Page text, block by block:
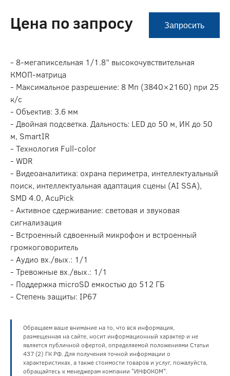
Цена по запросу Запросить
- 8-мегапиксельная 1/1.8” высокочувствительная
КМОП-матрица
- Максимальное разрешение: 8 Мп (3840×2160) при 25
к/с
- Объектив: 3.6 мм
- Двойная подсветка. Дальность: LED до 50 м, ИК до 50
м, SmartIR
- Технология Full-color
- WDR
- Видеоаналитика: охрана периметра, интеллектуальный
поиск, интеллектуальная адаптация сцены (AI SSA),
SMD 4.0, AcuPick
- Активное сдерживание: световая и звуковая
сигнализация
- Встроенный сдвоенный микрофон и встроенный
громкоговоритель
- Аудио вх./вых.: 1/1
- Тревожные вх./вых.: 1/1
- Поддержка microSD емкостью до 512 ГБ
- Степень защиты: IP67
Обращаем ваше внимание на то, что вся информация,
размещенная на сайте, носит информационный характер и не
является публичной офертой, определяемой положениями Статьи
437 (2) ГК РФ. Для получения точной информации о
характеристиках, а также стоимости товаров и услуг, пожалуйста,
обращайтесь к менеджерам компании "ИНФОКОМ".